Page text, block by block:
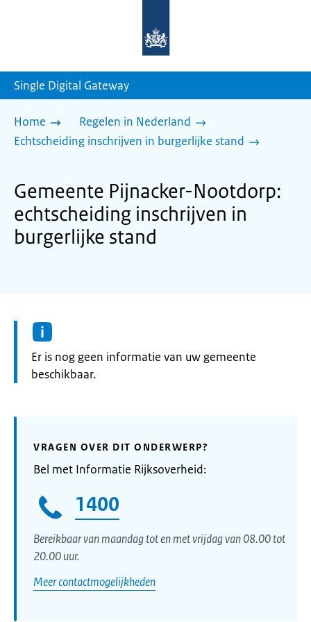
homepage
Single Digital Gateway
Home
Regelen in Nederland
Echtscheiding inschrijven in burgerlijke stand
Gemeente Pijnacker-Nootdorp:
echtscheiding inschrijven in
burgerlijke stand
Informatie:
Er is nog geen informatie van uw gemeente
beschikbaar.
VRAGEN OVER DIT ONDERWERP?
Bel met Informatie Rijksoverheid:
1400
Bereikbaar van maandag tot en met vrijdag van 08.00 tot
20.00 uur.
Meer contactmogelijkheden